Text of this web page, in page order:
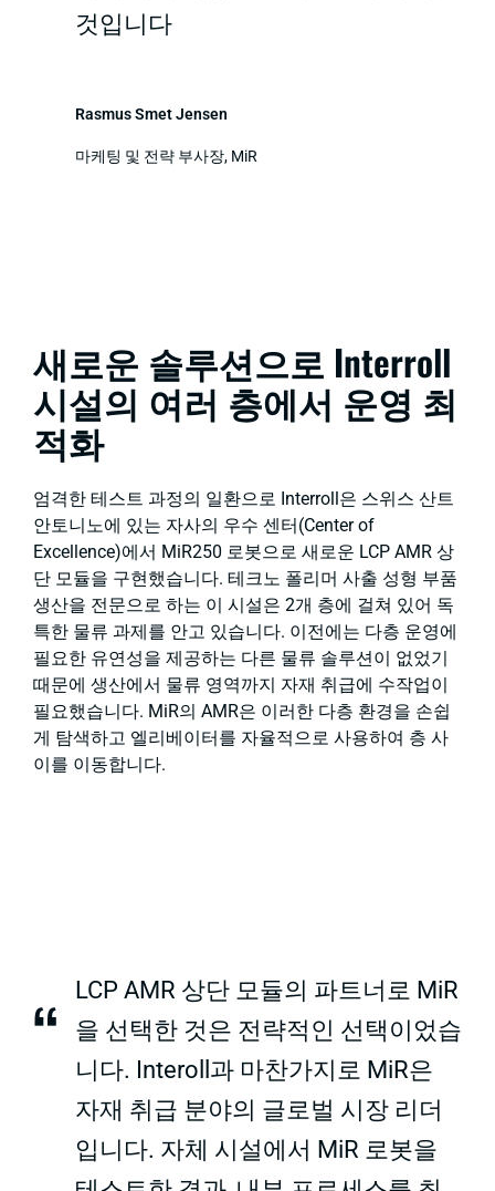
것입니다
Rasmus Smet Jensen
마케팅 및 전략 부사장, MiR
새로운 솔루션으로 Interroll
시설의 여러 층에서 운영 최
적화
엄격한 테스트 과정의 일환으로 Interroll은 스위스 산트
안토니노에 있는 자사의 우수 센터(Center of
Excellence)에서 MiR250 로봇으로 새로운 LCP AMR 상
단 모듈을 구현했습니다. 테크노 폴리머 사출 성형 부품
생산을 전문으로 하는 이 시설은 2개 층에 걸쳐 있어 독
특한 물류 과제를 안고 있습니다. 이전에는 다층 운영에
필요한 유연성을 제공하는 다른 물류 솔루션이 없었기
때문에 생산에서 물류 영역까지 자재 취급에 수작업이
필요했습니다. MiR의 AMR은 이러한 다층 환경을 손쉽
게 탐색하고 엘리베이터를 자율적으로 사용하여 층 사
이를 이동합니다.
“
LCP AMR 상단 모듈의 파트너로 MiR
을 선택한 것은 전략적인 선택이었습
니다. Interoll과 마찬가지로 MiR은
자재 취급 분야의 글로벌 시장 리더
입니다. 자체 시설에서 MiR 로봇을